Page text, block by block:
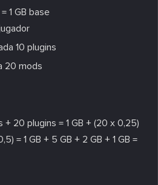
1 GB base
10 plugins
20 mods
20 plugins = 1 GB + (20 x 0,25)
= 1 GB + 5 GB + 2 GB + 1 GB =